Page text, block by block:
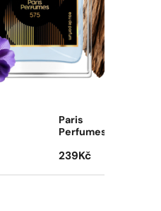
Paris
Perfumes
239 Kč